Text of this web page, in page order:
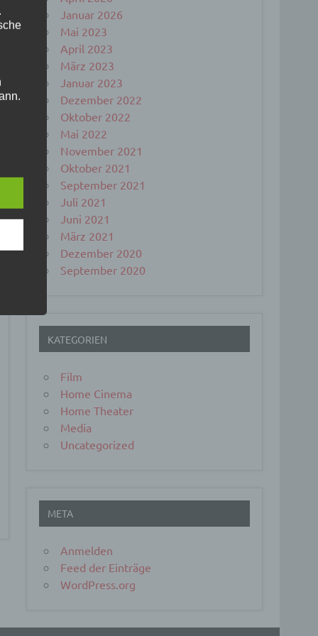
Januar 2026
Mai 2023
April 2023
März 2023
Januar 2023
Dezember 2022
Oktober 2022
Mai 2022
November 2021
Oktober 2021
September 2021
Juli 2021
Juni 2021
März 2021
Dezember 2020
September 2020
KATEGORIEN
Film
Home Cinema
Home Theater
Media
Uncategorized
META
Anmelden
Feed der Einträge
WordPress.org